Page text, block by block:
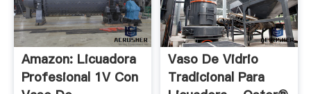
Amazon: Licuadora
Profesional 1V Con
Vaso De Vidrio
Tradicional Para